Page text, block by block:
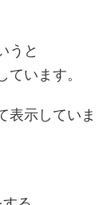
うと
います。
表示していま